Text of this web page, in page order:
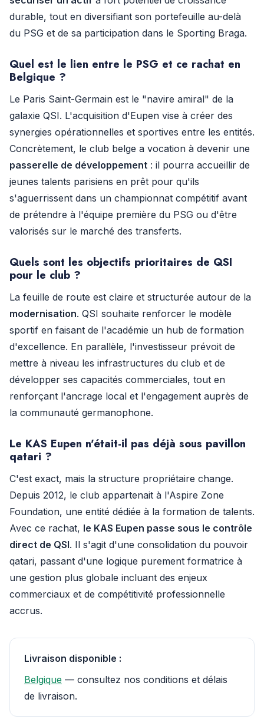
durable, tout en diversifiant son portefeuille au-delà
du PSG et de sa participation dans le Sporting Braga.
Quel est le lien entre le PSG et ce rachat en
Belgique ?
Le Paris Saint-Germain est le "navire amiral" de la
galaxie QSI. L'acquisition d'Eupen vise à créer des
synergies opérationnelles et sportives entre les entités.
Concrètement, le club belge a vocation à devenir une
passerelle de développement : il pourra accueillir de
jeunes talents parisiens en prêt pour qu'ils
s'aguerrissent dans un championnat compétitif avant
de prétendre à l'équipe première du PSG ou d'être
valorisés sur le marché des transferts.
Quels sont les objectifs prioritaires de QSI
pour le club ?
La feuille de route est claire et structurée autour de la
modernisation. QSI souhaite renforcer le modèle
sportif en faisant de l'académie un hub de formation
d'excellence. En parallèle, l'investisseur prévoit de
mettre à niveau les infrastructures du club et de
développer ses capacités commerciales, tout en
renforçant l'ancrage local et l'engagement auprès de
la communauté germanophone.
Le KAS Eupen n'était-il pas déjà sous pavillon
qatari ?
C'est exact, mais la structure propriétaire change.
Depuis 2012, le club appartenait à l'Aspire Zone
Foundation, une entité dédiée à la formation de talents.
Avec ce rachat, le KAS Eupen passe sous le contrôle
direct de QSI. Il s'agit d'une consolidation du pouvoir
qatari, passant d'une logique purement formatrice à
une gestion plus globale incluant des enjeux
commerciaux et de compétitivité professionnelle
accrus.
Livraison disponible :
Belgique — consultez nos conditions et délais
de livraison.